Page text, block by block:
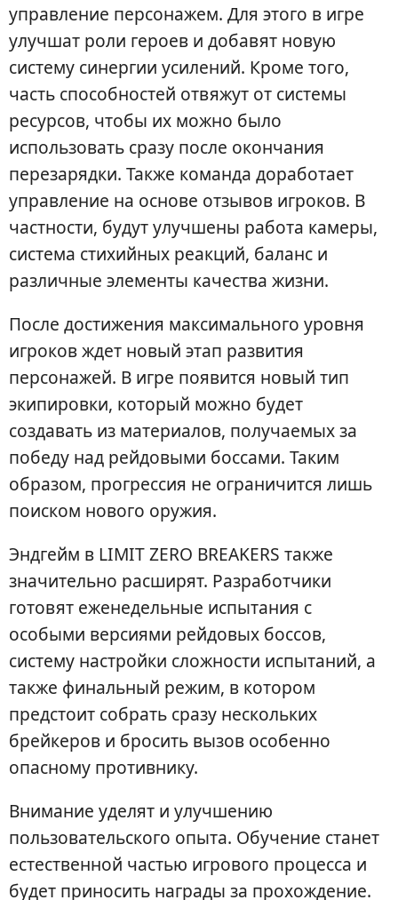
управление персонажем. Для этого в игре
улучшат роли героев и добавят новую
систему синергии усилений. Кроме того,
часть способностей отвяжут от системы
ресурсов, чтобы их можно было
использовать сразу после окончания
перезарядки. Также команда доработает
управление на основе отзывов игроков. В
частности, будут улучшены работа камеры,
система стихийных реакций, баланс и
различные элементы качества жизни.
После достижения максимального уровня
игроков ждет новый этап развития
персонажей. В игре появится новый тип
экипировки, который можно будет
создавать из материалов, получаемых за
победу над рейдовыми боссами. Таким
образом, прогрессия не ограничится лишь
поиском нового оружия.
Эндгейм в LIMIT ZERO BREAKERS также
значительно расширят. Разработчики
готовят еженедельные испытания с
особыми версиями рейдовых боссов,
систему настройки сложности испытаний, а
также финальный режим, в котором
предстоит собрать сразу нескольких
брейкеров и бросить вызов особенно
опасному противнику.
Внимание уделят и улучшению
пользовательского опыта. Обучение станет
естественной частью игрового процесса и
будет приносить награды за прохождение.